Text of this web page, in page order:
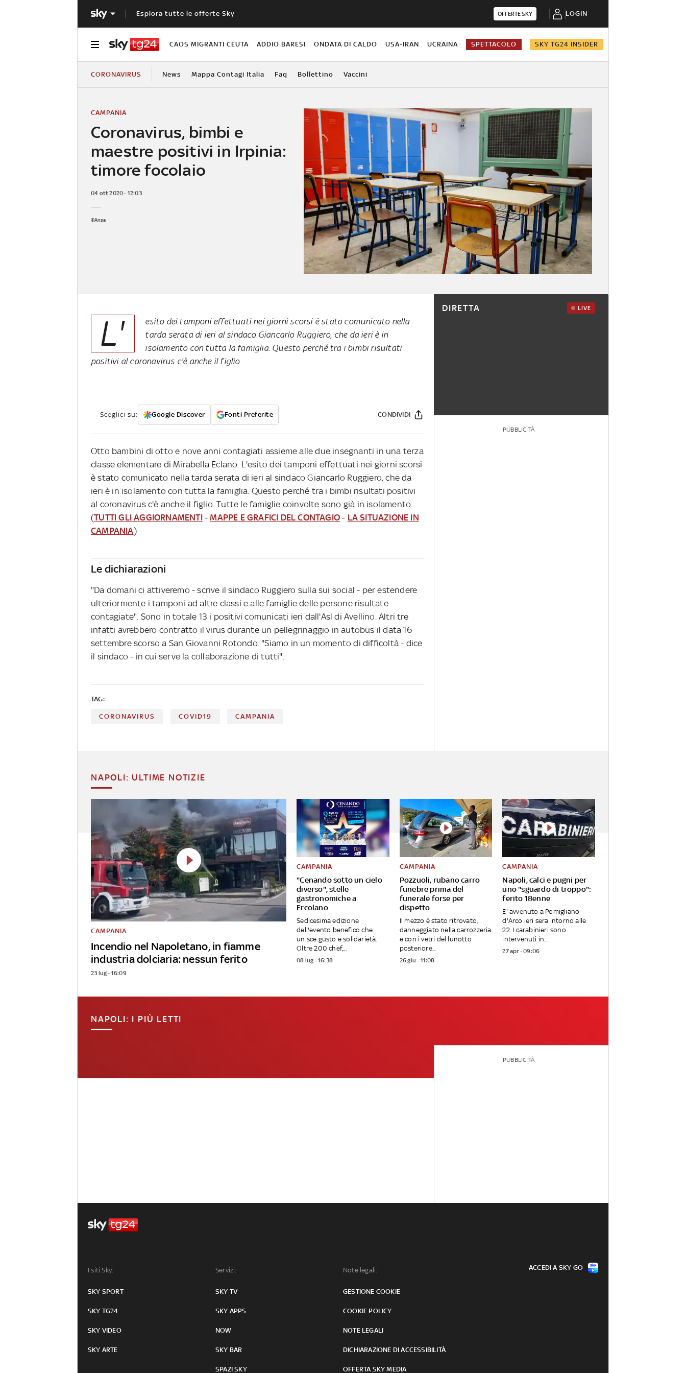
Esplora tutte le offerte Sky OFFERTE SKY LOGIN
CAOS MIGRANTI CEUTA ADDIO BARESI ONDATA DI CALDO USA-IRAN UCRAINA SPETTACOLO SKY TG24 INSIDER
CORONAVIRUS News Mappa Contagi Italia Faq Bollettino Vaccini
Coronavirus, bimbi e
maestre positivi in Irpinia:
timore focolaio
CAMPANIA
04 ott 2020 - 12:03
©Ansa
L'
esito dei tamponi effettuati nei giorni scorsi è stato comunicato nella
tarda serata di ieri al sindaco Giancarlo Ruggiero, che da ieri è in
isolamento con tutta la famiglia. Questo perché tra i bimbi risultati
positivi al coronavirus c'è anche il figlio
Sceglici su: Google Discover Fonti Preferite CONDIVIDI
Otto bambini di otto e nove anni contagiati assieme alle due insegnanti in una terza
classe elementare di Mirabella Eclano. L'esito dei tamponi effettuati nei giorni scorsi
è stato comunicato nella tarda serata di ieri al sindaco Giancarlo Ruggiero, che da
ieri è in isolamento con tutta la famiglia. Questo perché tra i bimbi risultati positivi
al coronavirus c'è anche il figlio. Tutte le famiglie coinvolte sono già in isolamento.
(TUTTI GLI AGGIORNAMENTI-MAPPE E GRAFICI DEL CONTAGIO - LA SITUAZIONE IN
CAMPANIA)
Le dichiarazioni
"Da domani ci attiveremo - scrive il sindaco Ruggiero sulla sui social - per estendere
ulteriormente i tamponi ad altre classi e alle famiglie delle persone risultate
contagiate". Sono in totale 13 i positivi comunicati ieri dall'Asl di Avellino. Altri tre
infatti avrebbero contratto il virus durante un pellegrinaggio in autobus il data 16
settembre scorso a San Giovanni Rotondo. "Siamo in un momento di difficoltà - dice
il sindaco - in cui serve la collaborazione di tutti".
TAG:
CORONAVIRUS COVID19 CAMPANIA
DIRETTA LIVE
PUBBLICITÀ
NAPOLI: ULTIME NOTIZIE
Incendio nel Napoletano, in fiamme
industria dolciaria: nessun ferito
CAMPANIA
23 lug - 16:09
"Cenando sotto un cielo
diverso", stelle
gastronomiche a
Ercolano
CAMPANIA
Sedicesima edizione
dell'evento benefico che
unisce gusto e solidarietà.
Oltre 200 chef,...
08 lug - 16:38
Pozzuoli, rubano carro
funebre prima del
funerale forse per
dispetto
CAMPANIA
Il mezzo è stato ritrovato,
danneggiato nella carrozzeria
e con i vetri del lunotto
posteriore...
26 giu - 11:08
Napoli, calci e pugni per
uno "sguardo di troppo":
ferito 18enne
CAMPANIA
E' avvenuto a Pomigliano
d'Arco ieri sera intorno alle
22. I carabinieri sono
intervenuti in...
27 apr - 09:06
NAPOLI: I PIÙ LETTI
PUBBLICITÀ
I siti Sky:
SKY SPORT
SKY TG24
SKY VIDEO
SKY ARTE
Servizi:
SKY TV
SKY APPS
NOW
SKY BAR
SPAZI SKY
Note legali:
GESTIONE COOKIE
COOKIE POLICY
NOTE LEGALI
DICHIARAZIONE DI ACCESSIBILITÀ
OFFERTA SKY MEDIA
ACCEDI A SKY GO